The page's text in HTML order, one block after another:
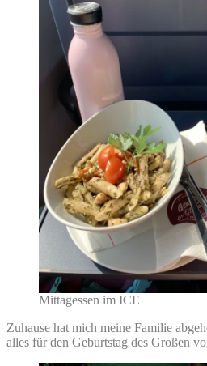
Mittagessen im ICE
Zuhause hat mich meine Familie
alles für den Geburtstag des Großen